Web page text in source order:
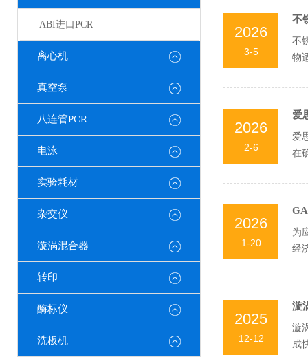
ABI进口PCR
离心机
真空泵
八连管PCR
电泳
实验耗材
杂交仪
漩涡混合器
转印
酶标仪
洗板机
2026
3-5
不
不
物
2026
2-6
爱
爱
在
2026
1-20
为
经
2025
12-12
漩
漩
成